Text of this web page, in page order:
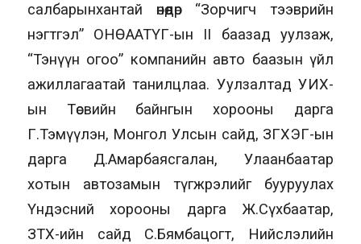
салбарынхантай өнөөдөр “Зорчигч тээврийн
нэгтгэл” ОНӨААТҮГ-ын II баазад уулзаж,
“Тэнүүн огоо” компанийн авто баазын үйл
ажиллагаатай танилцлаа. Уулзалтад УИХ-
ын Төсвийн байнгын хорооны дарга
Г.Тэмүүлэн, Монгол Улсын сайд, ЗГХЭГ-ын
дарга Д.Амарбаясгалан, Улаанбаатар
хотын автозамын түгжрэлийг бууруулах
Үндэсний хорооны дарга Ж.Сүхбаатар,
ЗТХ-ийн сайд С.Бямбацогт, Нийслэлийн